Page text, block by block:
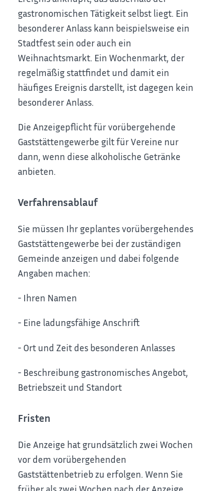
gastronomischen Tätigkeit selbst liegt. Ein
besonderer Anlass kann beispielsweise ein
Stadtfest sein oder auch ein
Weihnachtsmarkt. Ein Wochenmarkt, der
regelmäßig stattfindet und damit ein
häufiges Ereignis darstellt, ist dagegen kein
besonderer Anlass.
Die Anzeigepflicht für vorübergehende
Gaststättengewerbe gilt für Vereine nur
dann, wenn diese alkoholische Getränke
anbieten.
Verfahrensablauf
Sie müssen Ihr geplantes vorübergehendes
Gaststättengewerbe bei der zuständigen
Gemeinde anzeigen und dabei folgende
Angaben machen:
- Ihren Namen
- Eine ladungsfähige Anschrift
- Ort und Zeit des besonderen Anlasses
- Beschreibung gastronomisches Angebot,
Betriebszeit und Standort
Fristen
Die Anzeige hat grundsätzlich zwei Wochen
vor dem vorübergehenden
Gaststättenbetrieb zu erfolgen. Wenn Sie
früher als zwei Wochen nach der Anzeige